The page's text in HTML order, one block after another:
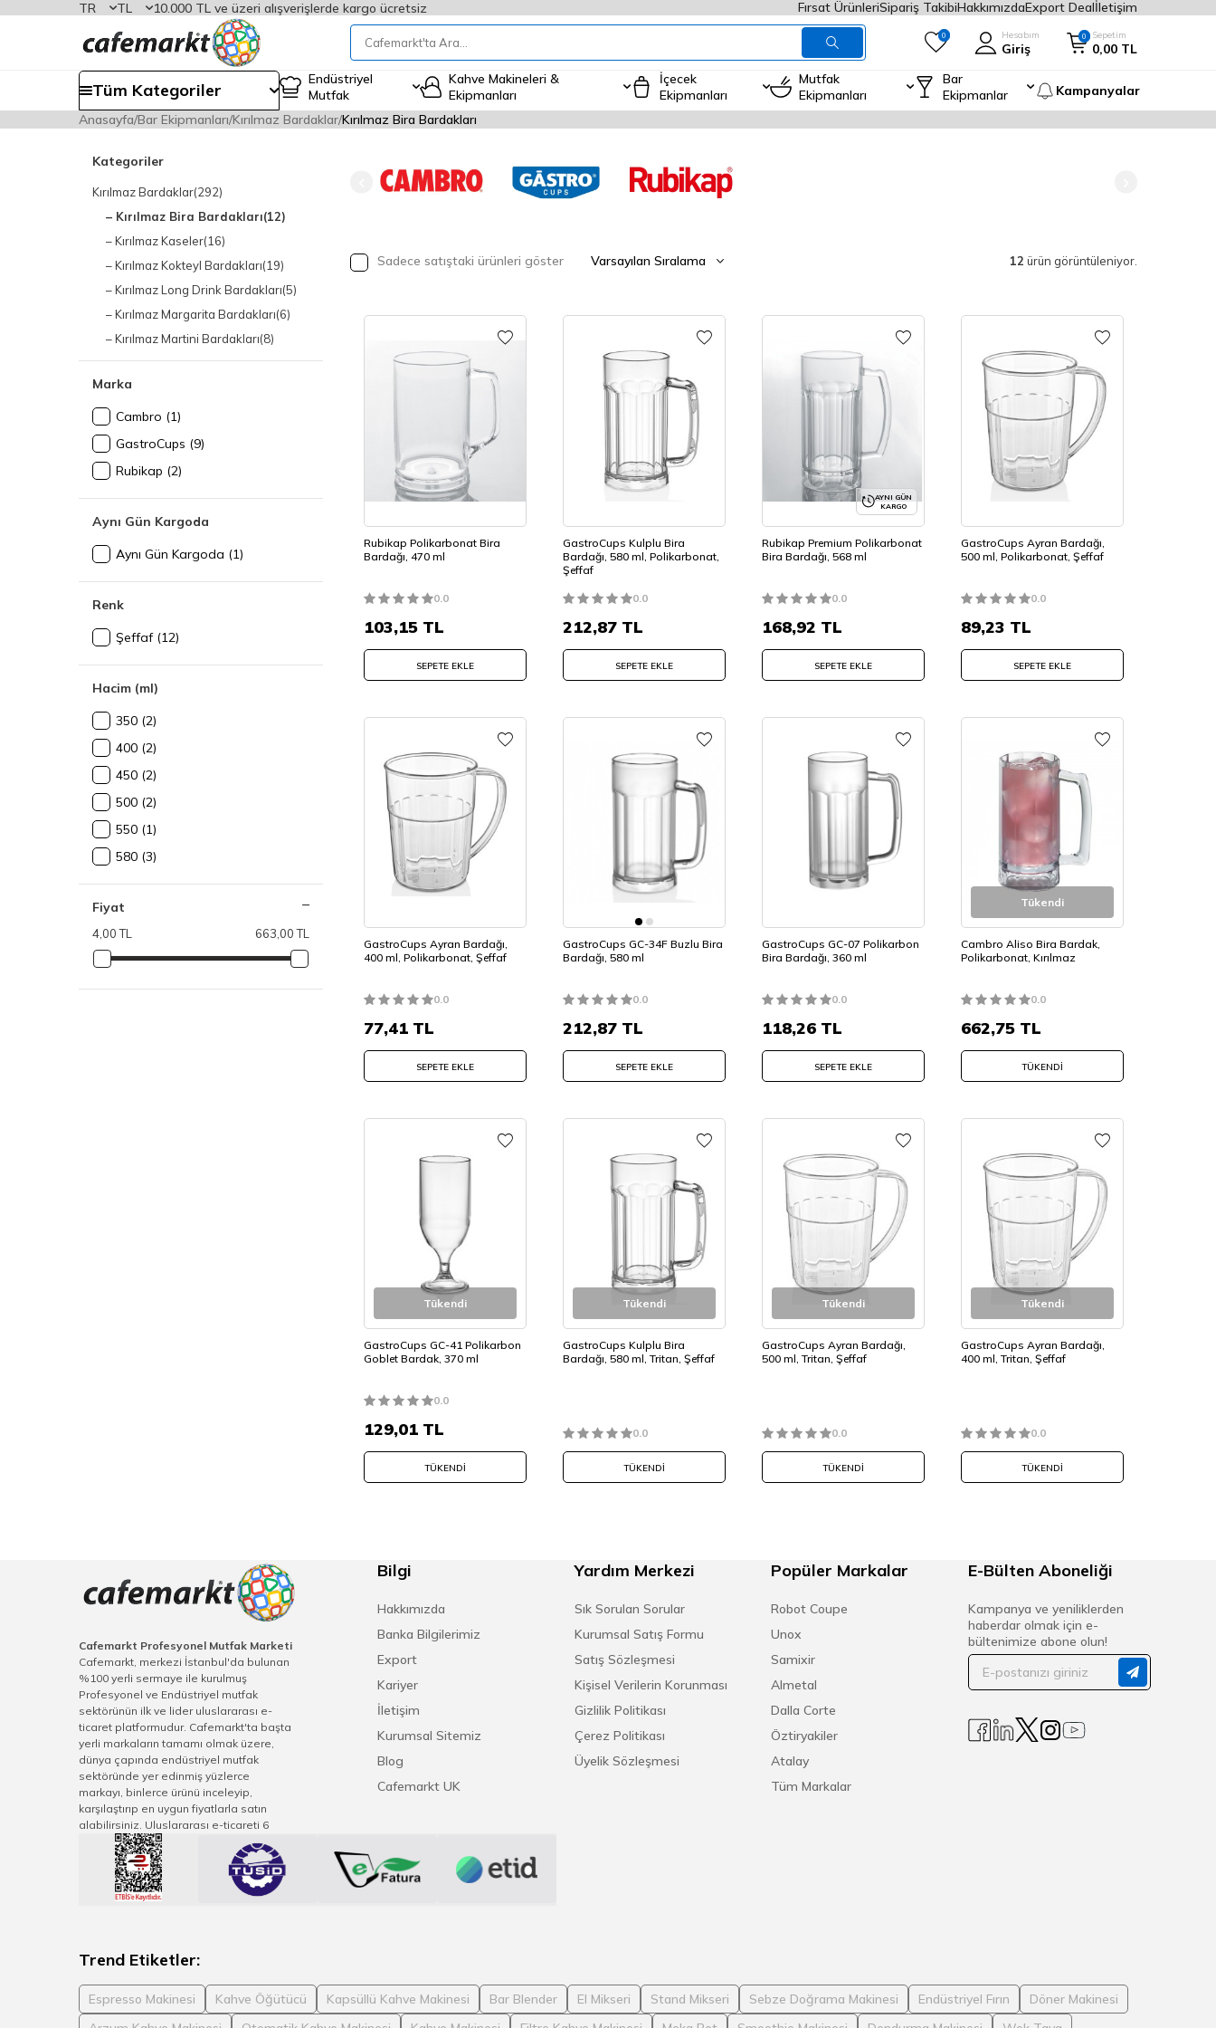
TR TL 10.000 TL ve üzeri alışverişlerde kargo ücretsiz Fırsat ÜrünleriSipariş TakibiHakkımızdaExport Dealİletişim
0 Hesabım
Giriş
0 Sepetim
0,00 TL
Tüm Kategoriler
Endüstriyel
Mutfak
Kahve Makineleri &
Ekipmanları
İçecek
Ekipmanları
Mutfak
Ekipmanları
Bar
Ekipmanlar
Kampanyalar
Anasayfa Bar Ekipmanları Kırılmaz Bardaklar Kırılmaz Bira Bardakları
Kategoriler
Kırılmaz Bardaklar(292)
– Kırılmaz Bira Bardakları(12)
– Kırılmaz Kaseler(16)
– Kırılmaz Kokteyl Bardakları(19)
– Kırılmaz Long Drink Bardakları(5)
– Kırılmaz Margarita Bardakları(6)
– Kırılmaz Martini Bardakları(8)
– Kırılmaz Rakı Bardakları(5)
– Kırılmaz Shot Bardakları
– Kırılmaz Su ve Meşrubat
Bardakları
– Kırılmaz Sürahiler
– Kırılmaz Şampanya Kadehleri
– Kırılmaz Şarap Kadehleri(35)
– Kırılmaz Viski Bardakları
Marka
Cambro (1)
GastroCups (9)
Rubikap (2)
Aynı Gün Kargoda
Aynı Gün Kargoda (1)
Renk
Şeffaf(12)
Hacim (ml)
350 (2)
400 (2)
450 (2)
500 (2)
550 (1)
580 (3)
Fiyat
4,00 TL 663,00 TL
Sadece satıştaki ürünleri göster 12 ürün görüntüleniyor.
Rubikap Polikarbonat Bira
Bardağı, 470 ml
0.0
103,15 TL
SEPETE EKLE
GastroCups Kulplu Bira
Bardağı, 580 ml, Polikarbonat,
Şeffaf
0.0
212,87 TL
SEPETE EKLE
AYNI GÜN
KARGO
Rubikap Premium Polikarbonat
Bira Bardağı, 568 ml
0.0
168,92 TL
SEPETE EKLE
GastroCups Ayran Bardağı,
500 ml, Polikarbonat, Şeffaf
0.0
89,23 TL
SEPETE EKLE
GastroCups Ayran Bardağı,
400 ml, Polikarbonat, Şeffaf
0.0
77,41 TL
SEPETE EKLE
GastroCups GC-34F Buzlu Bira
Bardağı, 580 ml
0.0
212,87 TL
SEPETE EKLE
GastroCups GC-07 Polikarbon
Bira Bardağı, 360 ml
0.0
118,26 TL
SEPETE EKLE
Tükendi
Cambro Aliso Bira Bardak,
Polikarbonat, Kırılmaz
0.0
662,75 TL
TÜKENDI
Tükendi
GastroCups GC-41 Polikarbon
Goblet Bardak, 370 ml
0.0
129,01 TL
TÜKENDI
Tükendi
GastroCups Kulplu Bira
Bardağı, 580 ml, Tritan, Şeffaf
0.0
TÜKENDI
Tükendi
GastroCups Ayran Bardağı,
500 ml, Tritan, Şeffaf
0.0
TÜKENDI
Tükendi
GastroCups Ayran Bardağı,
400 ml, Tritan, Şeffaf
0.0
TÜKENDI
Cafemarkt Profesyonel Mutfak Marketi
Cafemarkt, merkezi İstanbul'da bulunan
%100 yerli sermaye ile kurulmuş
Profesyonel ve Endüstriyel mutfak
sektörünün ilk ve lider uluslararası e-
ticaret platformudur. Cafemarkt'ta başta
yerli markaların tamamı olmak üzere,
dünya çapında endüstriyel mutfak
sektöründe yer edinmiş yüzlerce
markayı, binlerce ürünü inceleyip,
karşılaştırıp en uygun fiyatlarla satın
alabilirsiniz. Uluslararası e-ticareti 6
kıtaya ulaşan Cafemarkt, sektörel sivil
toplum derneklerindeki görevleriyle
sektör gelişimi vizyonu, teknolojiyi ve
pazar değişimlerini hızlıca uygulayarak
tecrübeli satış ve müşteri memnuniyeti
Bilgi
Hakkımızda
Banka Bilgilerimiz
Export
Kariyer
İletişim
Kurumsal Sitemiz
Blog
Cafemarkt UK
Yardım Merkezi
Sık Sorulan Sorular
Kurumsal Satış Formu
Satış Sözleşmesi
Kişisel Verilerin Korunması
Gizlilik Politikası
Çerez Politikası
Üyelik Sözleşmesi
Popüler Markalar
Robot Coupe
Unox
Samixir
Almetal
Dalla Corte
Öztiryakiler
Atalay
Tüm Markalar
E-Bülten Aboneliği
Kampanya ve yeniliklerden
haberdar olmak için e-
bültenimize abone olun!
Trend Etiketler:
Espresso Makinesi Kahve Öğütücü Kapsüllü Kahve Makinesi Bar Blender El Mikseri Stand Mikseri Sebze Doğrama Makinesi Endüstriyel Fırın
Döner Makinesi